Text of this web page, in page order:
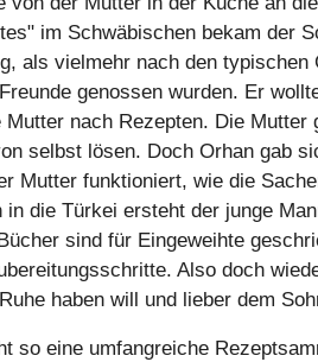
im Schwäbischen bekam der
als vielmehr nach den
genossen wurden. Er
nach Rezepten. Die
selbst lösen. Doch Orhan gab
Mutter funktioniert, wie die
in die Türkei ersteht der junge
sind für Eingeweihte
Also doch
haben will und lieber dem
so eine umfangreiche